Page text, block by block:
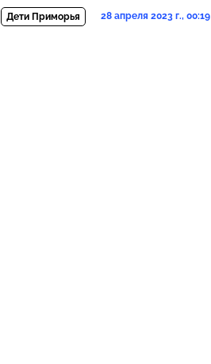
Дети Приморья 28 апреля 2023 г., 00:19